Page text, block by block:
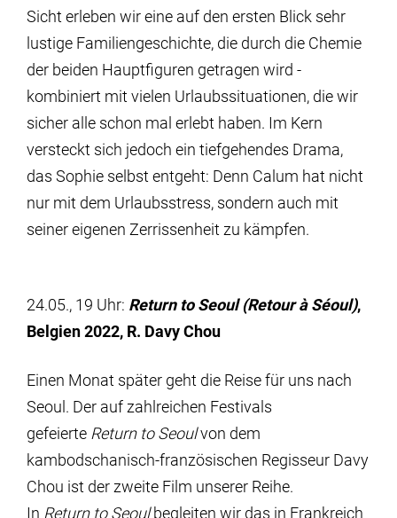
Sicht erleben wir eine auf den ersten Blick sehr
lustige Familiengeschichte, die durch die Chemie
der beiden Hauptfiguren getragen wird -
kombiniert mit vielen Urlaubssituationen, die wir
sicher alle schon mal erlebt haben. Im Kern
versteckt sich jedoch ein tiefgehendes Drama,
das Sophie selbst entgeht: Denn Calum hat nicht
nur mit dem Urlaubsstress, sondern auch mit
seiner eigenen Zerrissenheit zu kämpfen.
24.05., 19 Uhr: Return to Seoul (Retour à Séoul),
Belgien 2022, R. Davy Chou
Einen Monat später geht die Reise für uns nach
Seoul. Der auf zahlreichen Festivals
gefeierte Return to Seoulvon dem
kambodschanisch-französischen Regisseur Davy
Chou ist der zweite Film unserer Reihe.
In Return to Seoulbegleiten wir das in Frankreich